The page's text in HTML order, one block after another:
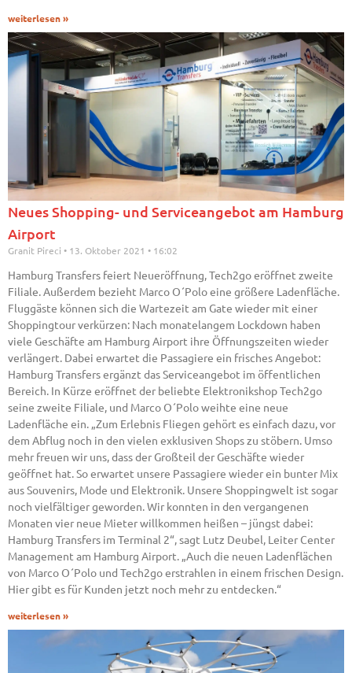
weiterlesen »
Neues Shopping- und Serviceangebot am Hamburg
Airport
Granit Pireci 13. Oktober 2021 16:02
Hamburg Transfers feiert Neueröffnung, Tech2go eröffnet zweite
Filiale. Außerdem bezieht Marco O´Polo eine größere Ladenfläche.
Fluggäste können sich die Wartezeit am Gate wieder mit einer
Shoppingtour verkürzen: Nach monatelangem Lockdown haben
viele Geschäfte am Hamburg Airport ihre Öffnungszeiten wieder
verlängert. Dabei erwartet die Passagiere ein frisches Angebot:
Hamburg Transfers ergänzt das Serviceangebot im öffentlichen
Bereich. In Kürze eröffnet der beliebte Elektronikshop Tech2go
seine zweite Filiale, und Marco O´Polo weihte eine neue
Ladenfläche ein. „Zum Erlebnis Fliegen gehört es einfach dazu, vor
dem Abflug noch in den vielen exklusiven Shops zu stöbern. Umso
mehr freuen wir uns, dass der Großteil der Geschäfte wieder
geöffnet hat. So erwartet unsere Passagiere wieder ein bunter Mix
aus Souvenirs, Mode und Elektronik. Unsere Shoppingwelt ist sogar
noch vielfältiger geworden. Wir konnten in den vergangenen
Monaten vier neue Mieter willkommen heißen – jüngst dabei:
Hamburg Transfers im Terminal 2“, sagt Lutz Deubel, Leiter Center
Management am Hamburg Airport. „Auch die neuen Ladenflächen
von Marco O´Polo und Tech2go erstrahlen in einem frischen Design.
Hier gibt es für Kunden jetzt noch mehr zu entdecken.“
weiterlesen »